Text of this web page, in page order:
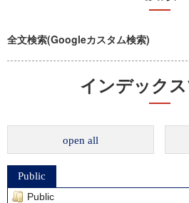
全文検索(Googleカスタム検索)
インデック
open all
Public
Public